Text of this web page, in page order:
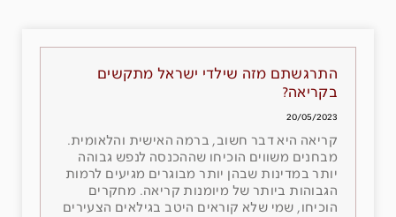
התרגשתם מזה שילדי ישראל מתקשים
בקריאה?
20/05/2023
קריאה היא דבר חשוב, ברמה האישית והלאומית.
מבחנים משווים הוכיחו שההכנסה לנפש גבוהה
יותר במדינות שבהן יותר מבוגרים מגיעים לרמות
הגבוהות ביותר של מיומנות קריאה. מחקרים
הוכיחו, שמי שלא קוראים היטב בגילאים הצעירים